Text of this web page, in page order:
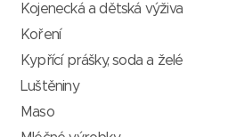
Kojenecká a dětská výživa
Koření
Kypřící prášky, soda a želé
Luštěniny
Maso